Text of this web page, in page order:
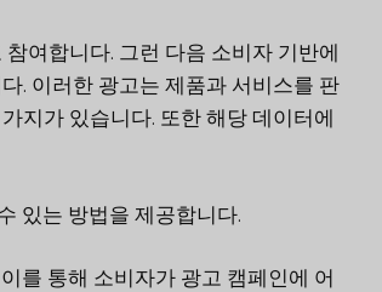
여합니다. 그런 다음 소비자 기반에
. 이러한 광고는 제품과 서비스를 판
지가 있습니다. 또한 해당 데이터에
있는 방법을 제공합니다.
를 통해 소비자가 광고 캠페인에 어